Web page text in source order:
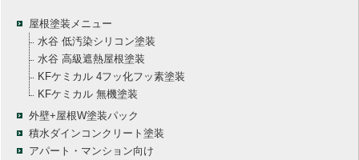
屋根塗装メニュー
水谷 低汚染シリコン塗装
水谷 高級遮熱屋根塗装
KFケミカル 4フッ化フッ素塗装
KFケミカル 無機塗装
外壁+屋根W塗装パック
積水ダインコンクリート塗装
アパート・マンション向け